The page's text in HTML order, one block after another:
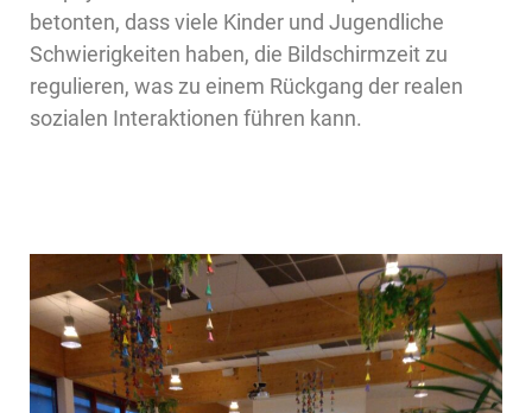
betonten, dass viele Kinder und Jugendliche
Schwierigkeiten haben, die Bildschirmzeit zu
regulieren, was zu einem Rückgang der realen
sozialen Interaktionen führen kann.